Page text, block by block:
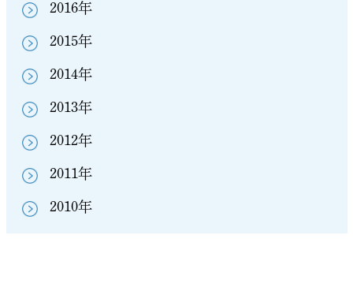
2016年
2015年
2014年
2013年
2012年
2011年
2010年